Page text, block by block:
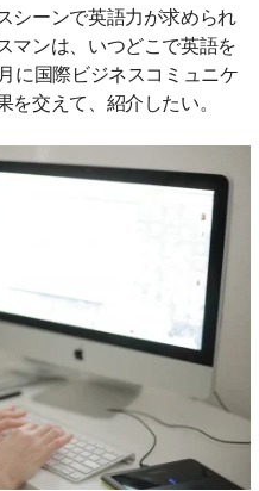
シーンで英語力が求められ
マンは、いつどこで英語を
に国際ビジネスコミュニケ
交えて、紹介したい。